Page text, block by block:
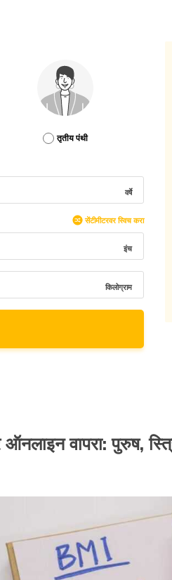
तृतीय पंथी
वर्षे
सेंटीमीटरवर स्विच करा
इंच
किलोग्राम
वापरा: पुरुष,